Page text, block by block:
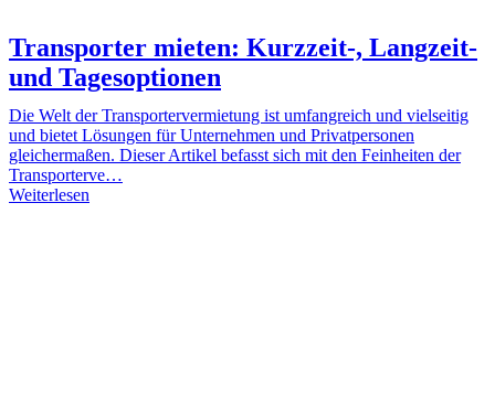
Transporter mieten: Kurzzeit-, Langzeit-
und Tagesoptionen
Die Welt der Transportervermietung ist umfangreich und vielseitig
und bietet Lösungen für Unternehmen und Privatpersonen
gleichermaßen. Dieser Artikel befasst sich mit den Feinheiten der
Transporterve…
Weiterlesen